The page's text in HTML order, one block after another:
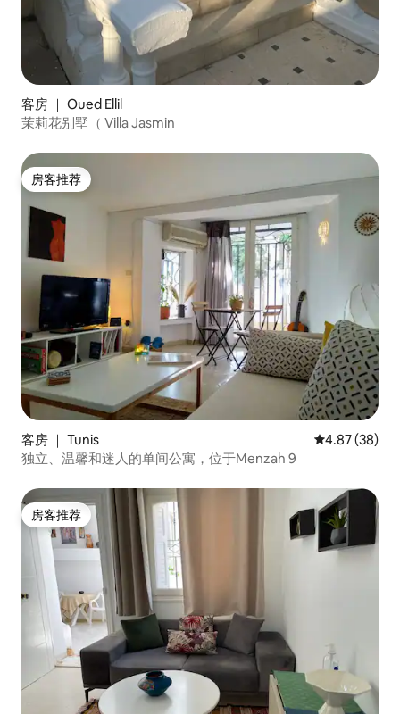
客房 ｜ Oued Ellil
茉莉花别墅（ Villa Jasmin
房客推荐
房客推荐
客房 ｜ Tunis 平均评分
4.87 (38)
独立、温馨和迷人的单间公寓，位于Menzah 9
房客推荐
房客推荐